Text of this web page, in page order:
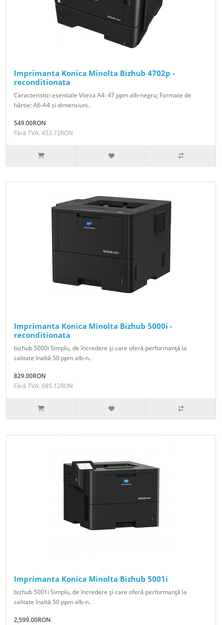
Imprimanta Konica Minolta Bizhub 4702p -
reconditionata
Caracteristici esentiale Viteza A4: 47 ppm alb-negru; Formate de
hârtie: A6-A4 și dimensiuni..
549.00RON
Fără TVA: 453.72RON
Imprimanta Konica Minolta Bizhub 5000i -
reconditionata
bizhub 5000i Simplu, de încredere şi care oferă performanţă la
calitate înaltă 50 ppm alb-n..
829.00RON
Fără TVA: 685.12RON
Imprimanta Konica Minolta Bizhub 5001i
bizhub 5001i Simplu, de încredere şi care oferă performanţă la
calitate înaltă 50 ppm alb-n..
2,599.00RON